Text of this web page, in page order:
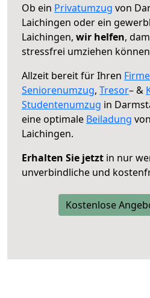
Ob ein Privatumzug von
Laichingen oder ein
Laichingen, wir helfen,
stressfrei umziehen
Allzeit bereit für Ihren
Seniorenumzug, Tresor– &
Studentenumzug in
eine optimale Beiladung
Laichingen.
Erhalten Sie jetzt in nur
unverbindliche und
Kostenlose